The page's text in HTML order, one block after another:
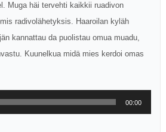
Muga häi tervehti kaikkii ruadivon
radivolähetyksis. Haaroilan kyläh
kannattau da puolistau omua muadu,
Kuunelkua midä mies kerdoi omas
00:00